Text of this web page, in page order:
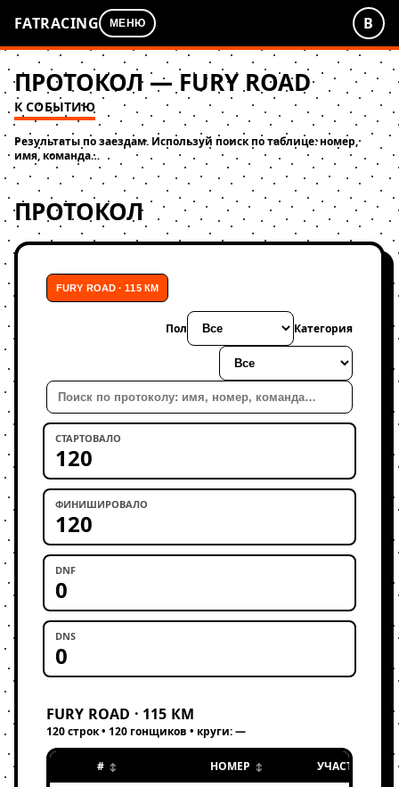
FATRACING МЕНЮ В
ПРОТОКОЛ — FURY ROAD
К СОБЫТИЮ
Результаты по заездам. Используй поиск по таблице: номер,
имя, команда…
ПРОТОКОЛ
FURY ROAD · 115 КМ
Пол Категория
Поиск
СТАРТОВАЛО
120
ФИНИШИРОВАЛО
120
DNF
0
DNS
0
FURY ROAD · 115 КМ
120 строк • 120 гонщиков • круги: —
# НОМЕР УЧАСТНИК